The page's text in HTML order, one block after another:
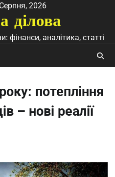
2026
ділова
фінанси, аналітика, статті
потепління
– нові реалії